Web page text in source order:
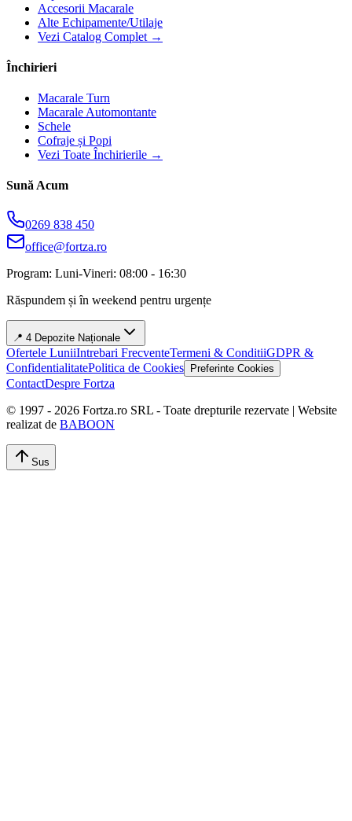
Accesorii Macarale
Alte Echipamente/Utilaje
Vezi Catalog Complet →
Închirieri
Macarale Turn
Macarale Automontante
Schele
Cofraje și Popi
Vezi Toate Închirierile →
Sună Acum
0269 838 450
office@fortza.ro
Program: Luni-Vineri: 08:00 - 16:30
Răspundem și în weekend pentru urgențe
📍 4 Depozite Naționale
Ofertele LuniiIntrebari FrecventeTermeni & ConditiiGDPR &
ConfidentialitatePolitica de Cookies Preferinte Cookies
ContactDespre Fortza
© 1997 - 2026 Fortza.ro SRL - Toate drepturile rezervate | Website
realizat de BABOON
Sus